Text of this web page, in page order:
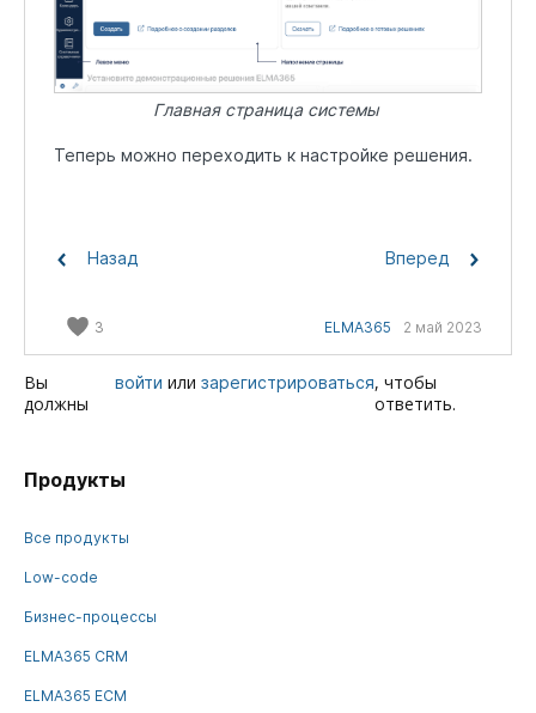
Главная страница системы
Теперь можно переходить к настройке решения.
Назад Вперед
3 ELMA365 2 май 2023
Вы
должны
войти илизарегистрироваться, чтобы
ответить.
Продукты
Все продукты
Low-code
Бизнес-процессы
ELMA365 CRM
ELMA365 ECM